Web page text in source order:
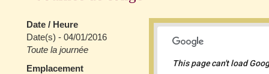
École Dominique-
This page can't load
Date / Heure
Date(s) - 04/01/2016
Toute la journée
Emplacement